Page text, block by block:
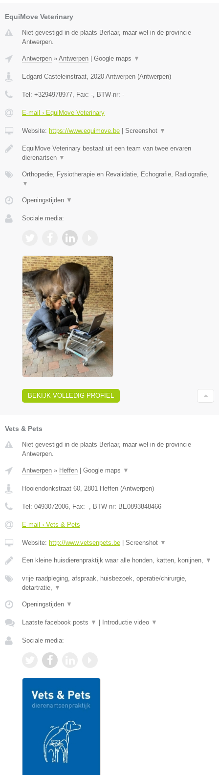
EquiMove Veterinary
Niet gevestigd in de plaats Berlaar, maar wel in de provincie
Antwerpen.
Antwerpen » Antwerpen | Google maps ▼
Edgard Casteleinstraat 2020 Antwerpen (Antwerpen)
Tel: +3294978977 , Fax: - , BTW-nr: -
E-mail › EquiMove Veterinary
Website: https://www.equimove.be | Screenshot ▼
EquiMove Veterinary bestaat uit een team van twee ervaren
dierenartsen ▼
Orthopedie, Fysiotherapie en Revalidatie, Echografie, Radiografie,
▼
Openingstijden ▼
Sociale media:
BEKIJK VOLLEDIG PROFIEL
Vets & Pets
Niet gevestigd in de plaats Berlaar, maar wel in de provincie
Antwerpen.
Antwerpen » Heffen Google maps ▼
Hooiendonkstraat 60 2801 Heffen (Antwerpen)
Tel: 0493072006 , Fax: - , BTW-nr: BE0893848466
E-mail › Vets & Pets
Website: http://www.vetsenpets.be Screenshot ▼
Een kleine huisdierenpraktijk waar alle honden, katten, konijnen, ▼
vrije raadpleging, afspraak, huisbezoek, operatie/chirurgie,
detartratie,
▼
Openingstijden ▼
Laatste facebook posts ▼ Introductie video ▼
Sociale media: